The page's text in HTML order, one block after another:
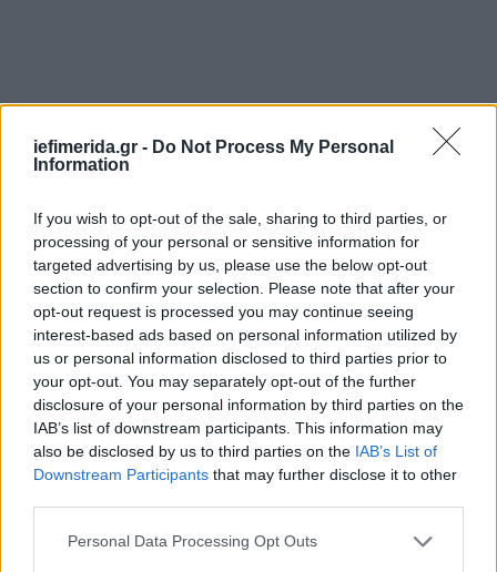
iefimerida.gr - Do Not Process My Personal
Information
If you wish to opt-out of the sale, sharing to third parties, or
processing of your personal or sensitive information for
targeted advertising by us, please use the below opt-out
section to confirm your selection. Please note that after your
opt-out request is processed you may continue seeing
interest-based ads based on personal information utilized by
us or personal information disclosed to third parties prior to
your opt-out. You may separately opt-out of the further
disclosure of your personal information by third parties on the
IAB’s list of downstream participants. This information may
also be disclosed by us to third parties on the IAB’s List of
Downstream Participants that may further disclose it to other
Please note that this website/app uses one or more Google
Personal Data Processing Opt Outs
«Η αντιμετώπιση ενός όγκου εγκεφάλου
προσαρμόζεται στις ιδιαιτερότητες κάθε
περίπτωσης. Η χειρουργική αφαίρεση, όταν είναι
εφικτή, αποτελεί συχνά το πρώτο βήμα, ειδικά σε
όγκους όπως τα μηνιγγιώματα ή ορισμένα
γλοιώματα. Η δυνατότητα μερικής ή ολικής
εκτομής μπορεί να ανακουφίσει την πίεση στον
εγκέφαλο και να βελτιώσει τόσο την πρόγνωση όσο